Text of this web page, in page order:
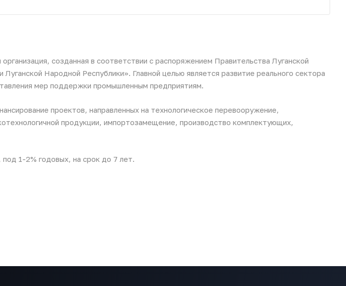
созданная в соответствии с распоряжением Правительства Луганской
Народной Республики». Главной целью является развитие реального сектора
мер поддержки промышленным предприятиям.
проектов, направленных на технологическое перевооружение,
продукции, импортозамещение, производство комплектующих,
1-2% годовых, на срок до 7 лет.